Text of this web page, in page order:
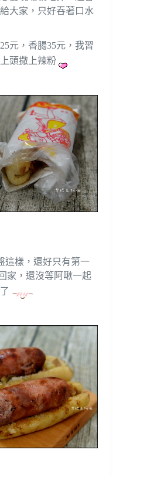
大家，只好吞著口水
元，香腸35元，我習
頭撒上辣粉
這樣，還好只有第一
家，還沒等阿啾一起